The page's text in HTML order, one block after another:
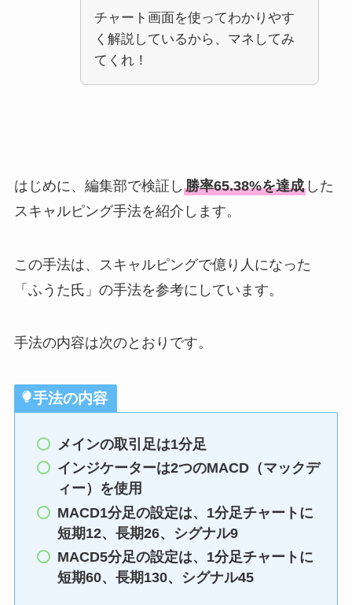
チャート画面を使ってわかりやす
く解説しているから、マネしてみ
てくれ！
はじめに、編集部で検証し 勝率65.38%を達成した
スキャルピング手法を紹介します。
この手法は、スキャルピングで億り人になった
「ふうた氏」の手法を参考にしています。
手法の内容は次のとおりです。
手法の内容
メインの取引足は1分足
インジケーターは2つのMACD（マックデ
ィー）を使用
MACD1分足の設定は、1分足チャートに
短期12、長期26、シグナル9
MACD5分足の設定は、1分足チャートに
短期60、長期130、シグナル45